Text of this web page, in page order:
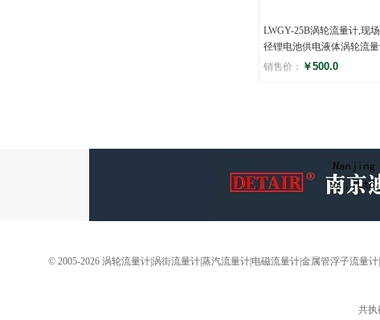
LWGY-25B涡轮流量计,现
径锂电池供电液体涡轮流
销售价： ￥500.0
© 2005-2026 涡轮流量计|涡街流量计|蒸汽流量计|电磁流量计|金属管浮子流量
共执